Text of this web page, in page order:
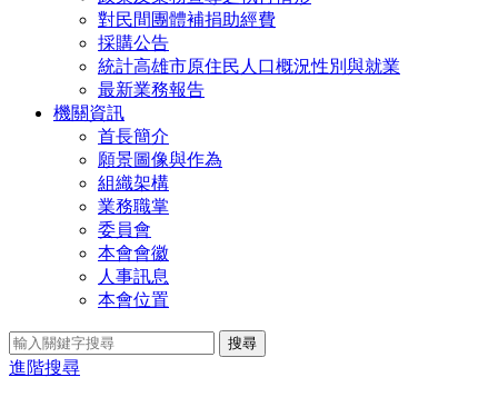
對民間團體補捐助經費
採購公告
統計高雄市原住民人口概況性別與就業
最新業務報告
機關資訊
首長簡介
願景圖像與作為
組織架構
業務職掌
委員會
本會會徽
人事訊息
本會位置
搜尋
進階搜尋